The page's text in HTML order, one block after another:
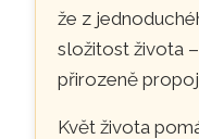
že z
složitost života
přirozeně
Květ života